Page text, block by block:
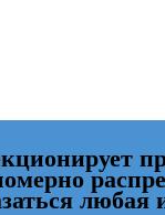
любая